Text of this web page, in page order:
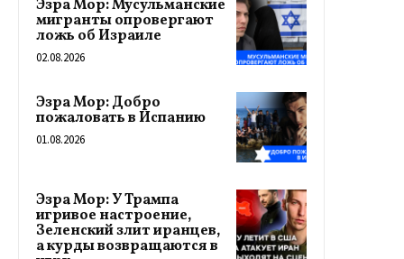
Эзра Мор: Мусульманские
мигранты опровергают
ложь об Израиле
02.08.2026
Эзра Мор: Добро
пожаловать в Испанию
01.08.2026
Эзра Мор: У Трампа
игривое настроение,
Зеленский злит иранцев,
а курды возвращаются в